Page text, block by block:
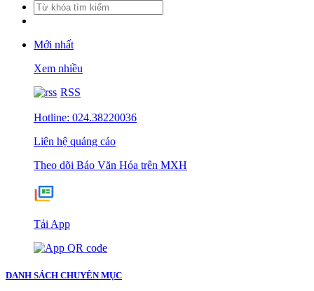
Mới nhất
Xem nhiều
RSS
Hotline: 024.38220036
Liên hệ quảng cáo
Theo dõi Báo Văn Hóa trên MXH
Tải App
DANH SÁCH CHUYÊN MỤC